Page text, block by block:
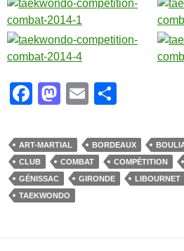
F
c
e
b
o
M
st
o
d
o
E
ail ta
g
er
ART-MARTIAL BORDEAUX
CLUB
COMBAT COMPÉTITION
GÉNISSAC
GIRONDE LIBOURNET
TAEKWONDO